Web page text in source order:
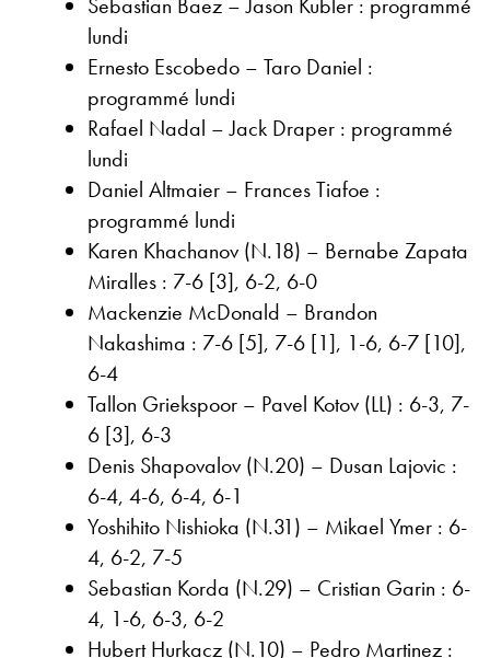
lundi
Ernesto Escobedo – Taro Daniel :
programmé lundi
Rafael Nadal – Jack Draper : programmé
lundi
Daniel Altmaier – Frances Tiafoe :
programmé lundi
Karen Khachanov (N.18) – Bernabe Zapata
Miralles : 7-6 [3], 6-2, 6-0
Mackenzie McDonald – Brandon
Nakashima : 7-6 [5], 7-6 [1], 1-6, 6-7 [10],
6-4
Tallon Griekspoor – Pavel Kotov (LL) : 6-3, 7-
6 [3], 6-3
Denis Shapovalov (N.20) – Dusan Lajovic :
6-4, 4-6, 6-4, 6-1
Yoshihito Nishioka (N.31) – Mikael Ymer : 6-
4, 6-2, 7-5
Sebastian Korda (N.29) – Cristian Garin : 6-
4, 1-6, 6-3, 6-2
Hubert Hurkacz (N.10) – Pedro Martinez :